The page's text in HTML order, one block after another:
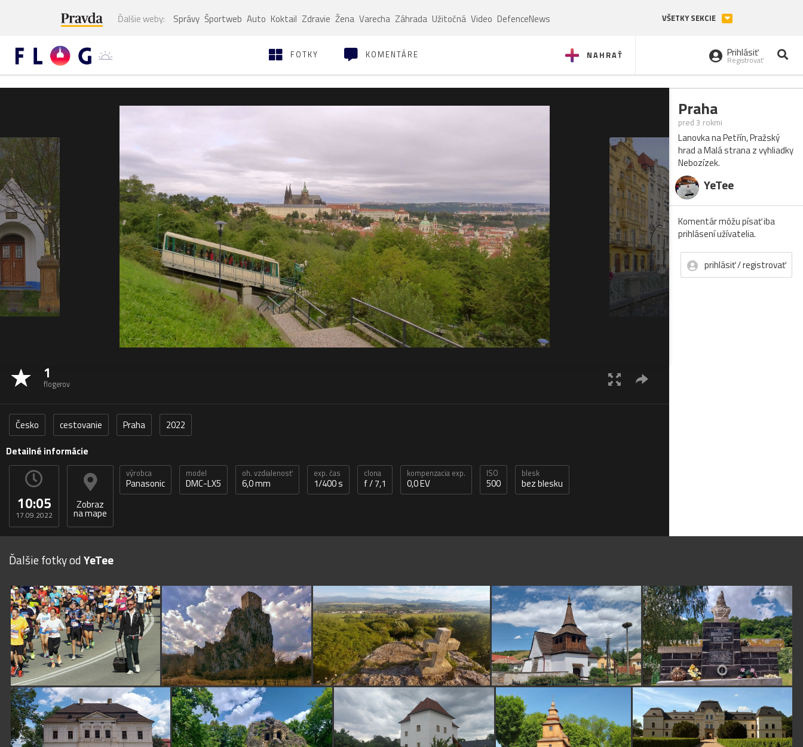
Ďalšie weby: Správy Športweb Auto Koktail Zdravie Žena Varecha Záhrada Užitočná Video DefenceNews VŠETKY SEKCIE
NAHRAŤ
FOTKY KOMENTÁRE Prihlásiť
Registrovať
1
flogerov
Česko cestovanie Praha
2022
Detailné informácie
10:05
17.09.2022
Zobraz
na mape
výrobca
Panasonic
model
DMC-LX5
oh. vzdialenosť
6,0 mm
exp. čas
1/400 s
clona
f / 7,1
kompenzacia exp.
0,0 EV
ISO
500
blesk
bez blesku
Praha
pred 3 rokmi
Lanovka na Petřín, Pražský
hrad a Malá strana z vyhliadky
Nebozízek.
YeTee
Komentár môžu písať iba
prihlásení užívatelia.
prihlásiť / registrovať
Ďalšie fotky odYeTee